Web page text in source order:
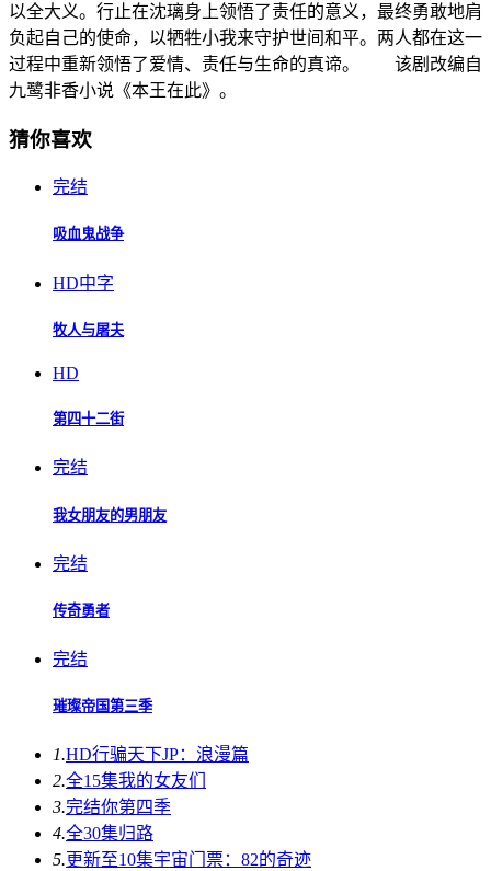
以全大义。行止在沈璃身上领悟了责任的意义，最终勇敢地肩
负起自己的使命，以牺牲小我来守护世间和平。两人都在这一
过程中重新领悟了爱情、责任与生命的真谛。 该剧改编自
九鹭非香小说《本王在此》。
猜你喜欢
完结
吸血鬼战争
HD中字
牧人与屠夫
HD
第四十二街
完结
我女朋友的男朋友
完结
传奇勇者
完结
璀璨帝国第三季
1.HD行骗天下JP：浪漫篇
2.全15集我的女友们
3.完结你第四季
4.全30集归路
5.更新至10集宇宙门票：82的奇迹